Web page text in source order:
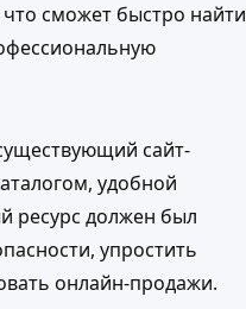
сможет быстро найти
сайт-
удобной
ресурс должен был
упростить
онлайн-продажи.